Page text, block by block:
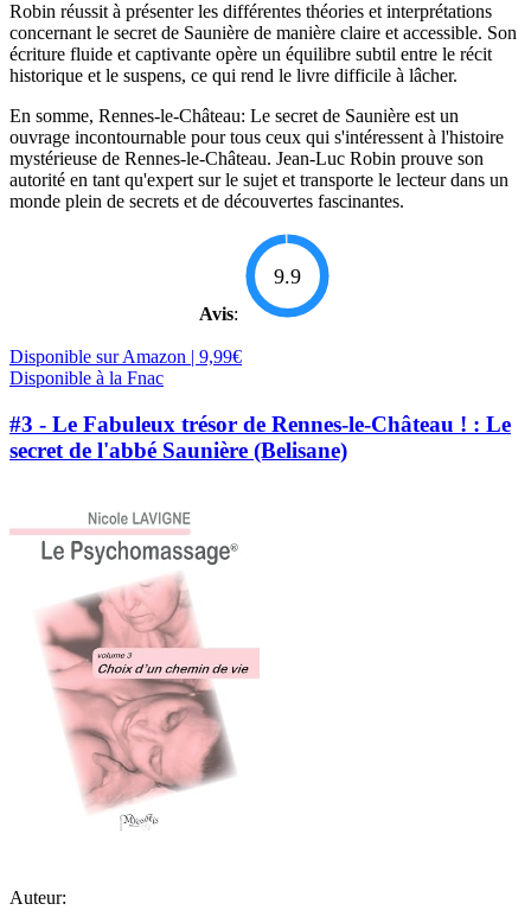
Robin réussit à présenter les différentes théories et interprétations
concernant le secret de Saunière de manière claire et accessible. Son
écriture fluide et captivante opère un équilibre subtil entre le récit
historique et le suspens, ce qui rend le livre difficile à lâcher.
En somme, Rennes-le-Château: Le secret de Saunière est un
ouvrage incontournable pour tous ceux qui s'intéressent à l'histoire
mystérieuse de Rennes-le-Château. Jean-Luc Robin prouve son
autorité en tant qu'expert sur le sujet et transporte le lecteur dans un
monde plein de secrets et de découvertes fascinantes.
Avis:
9.9
Disponible sur Amazon | 9,99€
Disponible à la Fnac
#3 - Le Fabuleux trésor de Rennes-le-Château ! : Le
secret de l'abbé Saunière (Belisane)
Auteur: